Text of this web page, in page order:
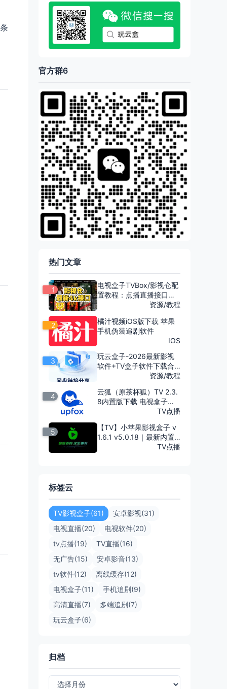
官方群6
热门文章
1
电视盒子TVBox/影视仓配
置教程：点播直播接口设
置方法详解（2026最新）
资源/教程
2
橘汁视频iOS版下载 苹果
手机伪装追剧软件
IOS
3
玩云盒子-2026最新影视
软件+TV盒子软件下载合
资源/教程
4
云狐（原茶杯狐）TV 2.3.
8内置版下载 电视盒子免
TV点播
5
【TV】小苹果影视盒子 v
1.6.1 v5.0.18｜最新内置
版 免捐赠无广告修复版
TV点播
标签云
TV影视盒子(61)
安卓影视(31)
电视直播(20)
电视软件(20)
tv点播(19)
TV直播(16)
无广告(15)
安卓影音(13)
tv软件(12)
离线缓存(12)
电视盒子(11)
手机追剧(9)
高清直播(7)
多端追剧(7)
玩云盒子(6)
归档
归